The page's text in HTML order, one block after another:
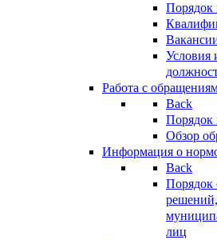
Порядок
Условия
Работа с
Back
Порядок
Обзор
Информация о
Back
Порядок
решений,
лиц